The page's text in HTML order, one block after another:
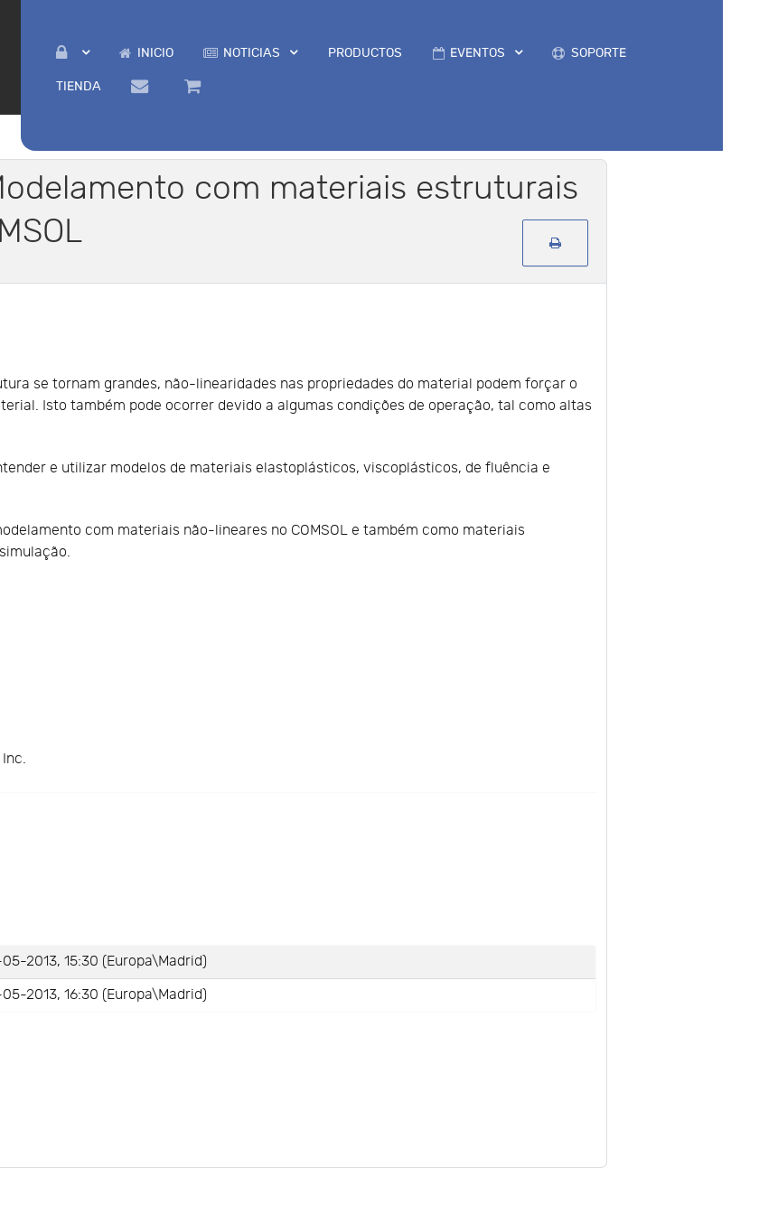
INICIO NOTICIAS PRODUCTOS EVENTOS SOPORTE
TIENDA
com materiais estruturais
se tornam grandes, não-linearidades nas propriedades do material podem forçar o
Isto também pode ocorrer devido a algumas condições de operação, tal como altas
e utilizar modelos de materiais elastoplásticos, viscoplásticos, de fluência e
com materiais não-lineares no COMSOL e também como materiais
Inc.
2013, 15:30 (Europa\Madrid)
2013, 16:30 (Europa\Madrid)